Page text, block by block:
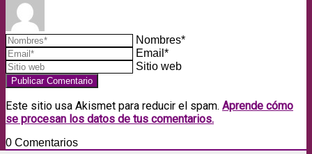
Nombres*
Email*
Sitio web
Este sitio usa Akismet para reducir el spam. Aprende cómo
se procesan los datos de tus comentarios.
0 Comentarios